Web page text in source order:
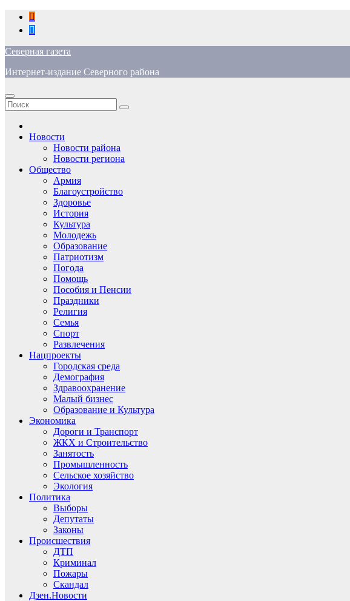
Перейти
содержимому
Северная газета
Интернет-издание Северного района
Новости
Новости района
Новости региона
Общество
Армия
Благоустройство
Здоровье
История
Культура
Молодежь
Образование
Патриотизм
Погода
Помощь
Пособия и Пенсии
Праздники
Религия
Семья
Спорт
Развлечения
Нацпроекты
Городская среда
Демография
Здравоохранение
Малый бизнес
Образование и Культура
Экономика
Дороги и Транспорт
ЖКХ и Строительство
Занятость
Промышленность
Сельское хозяйство
Экология
Политика
Выборы
Депутаты
Законы
Происшествия
ДТП
Криминал
Пожары
Скандал
Дзен.Новости